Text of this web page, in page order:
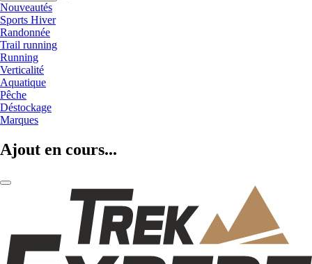
Nouveautés
Sports Hiver
Randonnée
Trail running
Running
Verticalité
Aquatique
Pêche
Déstockage
Marques
Ajout en cours...